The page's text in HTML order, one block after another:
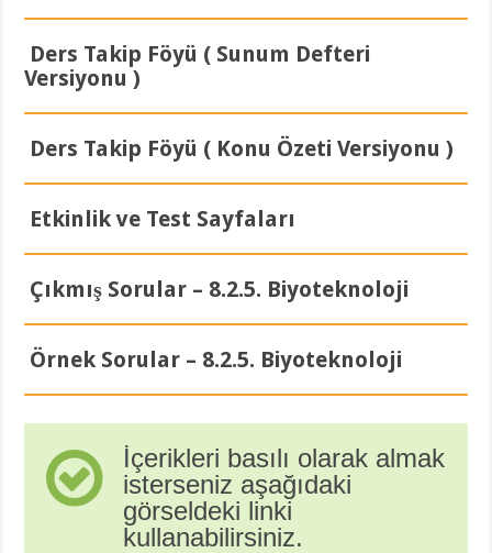
Ders Takip Föyü ( Sunum Defteri
Versiyonu )
Ders Takip Föyü ( Konu Özeti Versiyonu )
Etkinlik ve Test Sayfaları
Çıkmış Sorular – 8.2.5. Biyoteknoloji
Örnek Sorular – 8.2.5. Biyoteknoloji
İçerikleri basılı olarak almak
isterseniz aşağıdaki
görseldeki linki
kullanabilirsiniz.